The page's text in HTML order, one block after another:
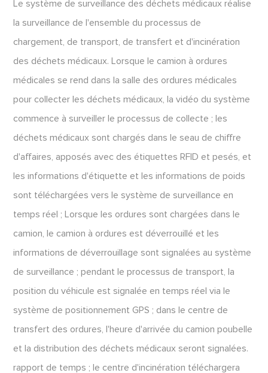
Le système de surveillance des déchets médicaux réalise
la surveillance de l'ensemble du processus de
chargement, de transport, de transfert et d'incinération
des déchets médicaux. Lorsque le camion à ordures
médicales se rend dans la salle des ordures médicales
pour collecter les déchets médicaux, la vidéo du système
commence à surveiller le processus de collecte ; les
déchets médicaux sont chargés dans le seau de chiffre
d'affaires, apposés avec des étiquettes RFID et pesés, et
les informations d'étiquette et les informations de poids
sont téléchargées vers le système de surveillance en
temps réel ; Lorsque les ordures sont chargées dans le
camion, le camion à ordures est déverrouillé et les
informations de déverrouillage sont signalées au système
de surveillance ; pendant le processus de transport, la
position du véhicule est signalée en temps réel via le
système de positionnement GPS ; dans le centre de
transfert des ordures, l'heure d'arrivée du camion poubelle
et la distribution des déchets médicaux seront signalées.
rapport de temps ; le centre d'incinération téléchargera